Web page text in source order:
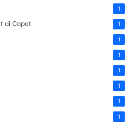
1
di Copot 1
1
1
1
1
1
1